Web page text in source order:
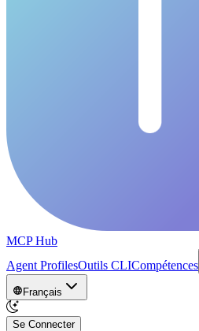
MCP Hub
Agent ProfilesOutils CLICompétences
Français
Se Connecter